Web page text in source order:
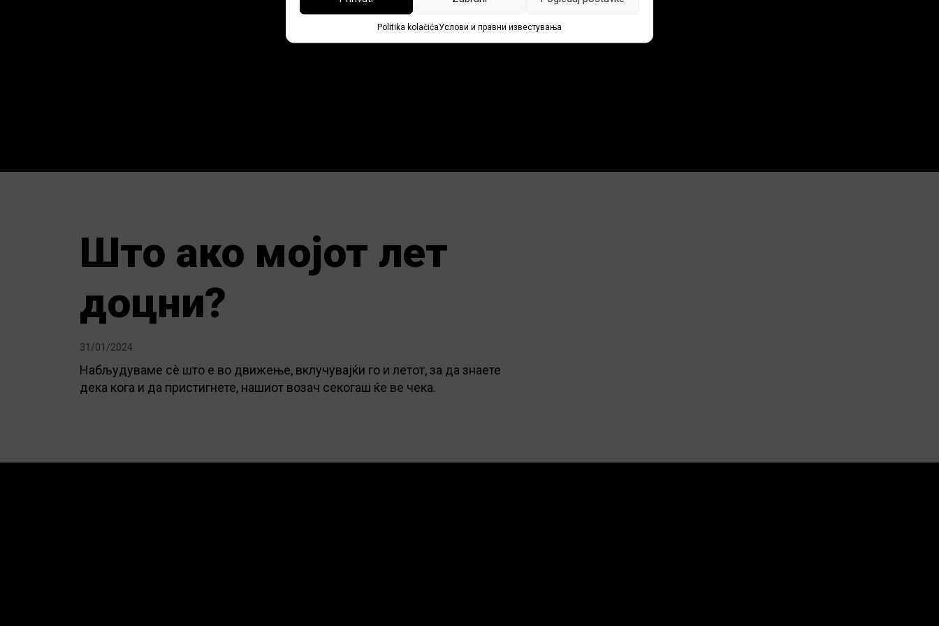
Politika kolačićaУслови и правни известувања
Што ако мојот лет
доцни?
31/01/2024
Набљудуваме сè што е во движење, вклучувајќи го и летот, за да знаете
дека кога и да пристигнете, нашиот возач секогаш ќе ве чека.